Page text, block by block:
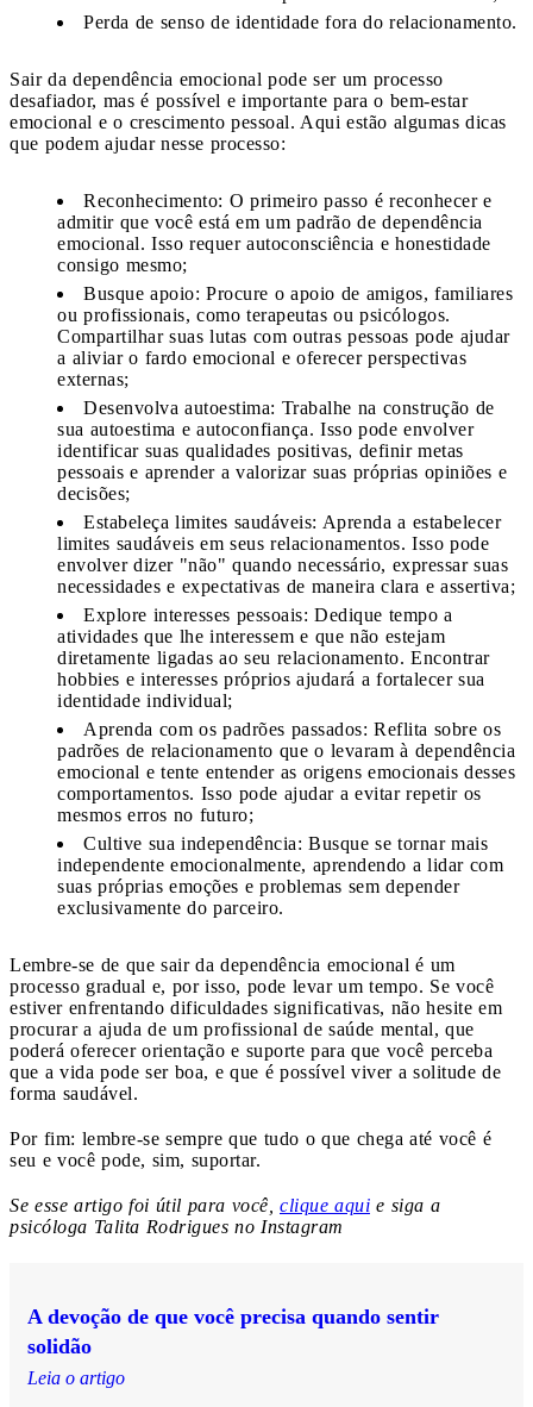
Perda de senso de identidade fora do relacionamento.
Sair da dependência emocional pode ser um processo
desafiador, mas é possível e importante para o bem-estar
emocional e o crescimento pessoal. Aqui estão algumas dicas
que podem ajudar nesse processo:
Reconhecimento: O primeiro passo é reconhecer e
admitir que você está em um padrão de dependência
emocional. Isso requer autoconsciência e honestidade
consigo mesmo;
Busque apoio: Procure o apoio de amigos, familiares
ou profissionais, como terapeutas ou psicólogos.
Compartilhar suas lutas com outras pessoas pode ajudar
a aliviar o fardo emocional e oferecer perspectivas
externas;
Desenvolva autoestima: Trabalhe na construção de
sua autoestima e autoconfiança. Isso pode envolver
identificar suas qualidades positivas, definir metas
pessoais e aprender a valorizar suas próprias opiniões e
decisões;
Estabeleça limites saudáveis: Aprenda a estabelecer
limites saudáveis em seus relacionamentos. Isso pode
envolver dizer "não" quando necessário, expressar suas
necessidades e expectativas de maneira clara e assertiva;
Explore interesses pessoais: Dedique tempo a
atividades que lhe interessem e que não estejam
diretamente ligadas ao seu relacionamento. Encontrar
hobbies e interesses próprios ajudará a fortalecer sua
identidade individual;
Aprenda com os padrões passados: Reflita sobre os
padrões de relacionamento que o levaram à dependência
emocional e tente entender as origens emocionais desses
comportamentos. Isso pode ajudar a evitar repetir os
mesmos erros no futuro;
Cultive sua independência: Busque se tornar mais
independente emocionalmente, aprendendo a lidar com
suas próprias emoções e problemas sem depender
exclusivamente do parceiro.
Lembre-se de que sair da dependência emocional é um
processo gradual e, por isso, pode levar um tempo. Se você
estiver enfrentando dificuldades significativas, não hesite em
procurar a ajuda de um profissional de saúde mental, que
poderá oferecer orientação e suporte para que você perceba
que a vida pode ser boa, e que é possível viver a solitude de
forma saudável.
Por fim: lembre-se sempre que tudo o que chega até você é
seu e você pode, sim, suportar.
Se esse artigo foi útil para você, clique aqui e siga a
psicóloga Talita Rodrigues no Instagram
A devoção de que você precisa quando sentir
solidão
Leia o artigo